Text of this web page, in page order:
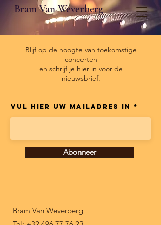
Bram Van Weverberg
Blijf op de hoogte van toekomstige
concerten
en schrijf je hier in voor de
nieuwsbrief.
Vul hier uw mailadres in
Abonneer
Bram Van Weverberg